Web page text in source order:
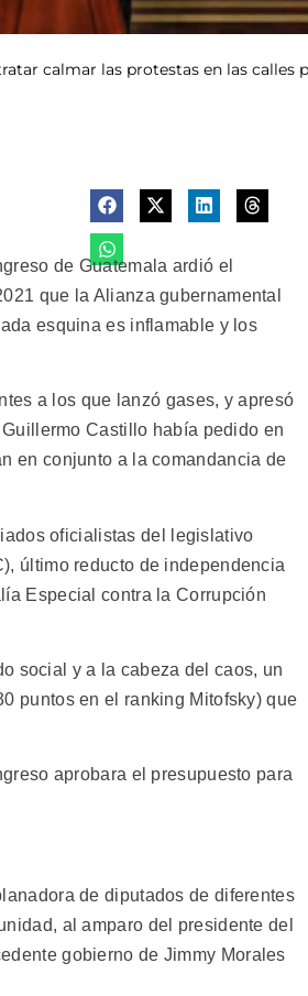
calmar las protestas en las calles
de Guatemala ardió el
que la Alianza gubernamental
esquina es inflamable y los
a los que lanzó gases, y apresó
Castillo había pedido en
en conjunto a la comandancia de
oficialistas del legislativo
último reducto de independencia
Especial contra la Corrupción
social y a la cabeza del caos, un
puntos en el ranking Mitofsky) que
aprobara el presupuesto para
de diputados de diferentes
al amparo del presidente del
gobierno de Jimmy Morales